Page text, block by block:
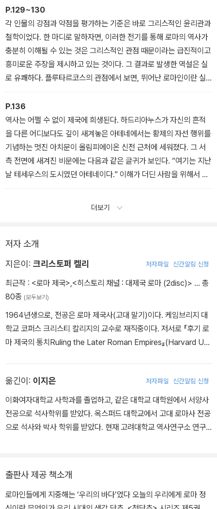
P.129~130
각 인물의 강점과 약점을 평가하는 기준은 바로 그리스적인 윤리관과
철학이었다. 한 마디로 말하자면, 이러한 전기를 통해 로마의 역사가
충분히 이해될 수 있는 것은 그리스적인 관점 때문이라는 급진적이고
흥미로운 주장을 제시하고 있는 것이다. 그 결과로 발생한 역설은 실
로 유쾌하다. 플루타르코스의 관점에서 보면, 뛰어난 로마인이란 실
은 전통적인 그리스의 미덕을 체현하는 사례로서 사람들을 고무시키
는 존재였던 것이다.
P.136
역사는 어쩔 수 없이 제국에 희생된다. 하드리아누스가 자신의 흔적
을 다른 어디보다도 깊이 새겨놓은 아테네에서는 황제의 자선 행위를
기념하는 멋진 아치문이 올림피에이온 신전 근처에 세워졌다. 그 서
측 전면에 새겨진 비문에는 다음과 같은 글귀가 보인다. “여기는 지난
날 테세우스의 도시였던 아테네이다.” 이해가 더딘 사람을 위해서 반
대편의 비문이 요점을 다시 말해준다. “이곳은 테세우스의 도시가 아
더보기
저자 소개
지은이: 크리스토퍼 켈리 저자파일 신간알림 신청
최근작 : <로마 제국>,<히스토리 채널 : 대제국 로마 (2disc)> … 총
80종 (모두보기)
1964년생으로, 전공은 로마 제국사(고대 말기)이다. 케임브리지 대
학교 코퍼스 크리스티 칼리지의 교수로 재직중이다. 저서로 『후기 로
마 제국의 통치Ruling the Later Roman Empires』(Harvard Uni
옮긴이: 이지은 저자파일 신간알림 신청
이화여자대학교 사학과를 졸업하고, 같은 대학교 대학원에서 서양사
전공으로 석사학위를 받았다. 옥스퍼드 대학교에서 고대 로마사 전공
으로 석사와 박사 학위를 받았다. 현재 고려대학교 역사연구소 연구
의 생각과 힘』(이디스 해밀턴 지음, 까치, 2009)이 있다.
출판사 제공 책소개
로마인들에게 지중해는 ‘우리의 바다’였다 오늘의 우리에게 로마 정